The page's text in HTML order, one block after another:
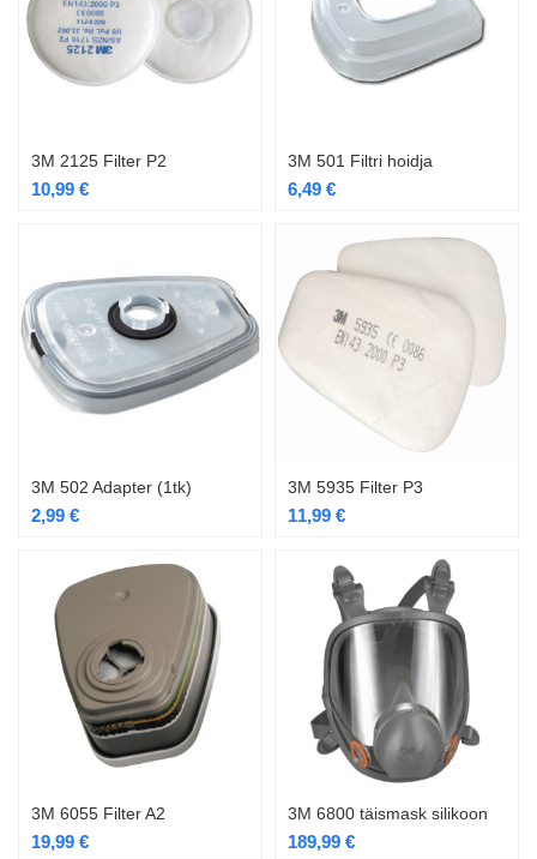
3M 2125 Filter P2
10,99 €
3M 501 Filtri hoidja
6,49 €
3M 502 Adapter (1tk)
2,99 €
3M 5935 Filter P3
11,99 €
3M 6055 Filter A2
19,99 €
3M 6800 täismask silikoon
189,99 €